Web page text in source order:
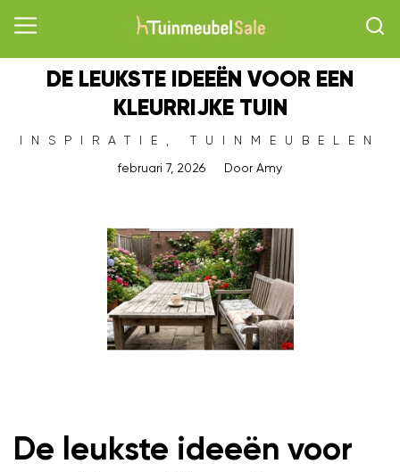
DE LEUKSTE IDEEËN VOOR EEN
KLEURRIJKE TUIN
INSPIRATIE
TUINMEUBELEN
februari 7, 2026
DoorAmy
De leukste ideeën voor